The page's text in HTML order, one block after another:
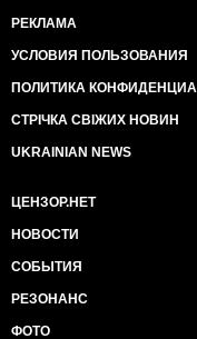
РЕКЛАМА
УСЛОВИЯ ПОЛЬЗОВАНИЯ
ПОЛИТИКА
СТРІЧКА СВІЖИХ НОВИН
UKRAINIAN NEWS
ЦЕНЗОР.НЕТ
НОВОСТИ
СОБЫТИЯ
РЕЗОНАНС
ФОТО